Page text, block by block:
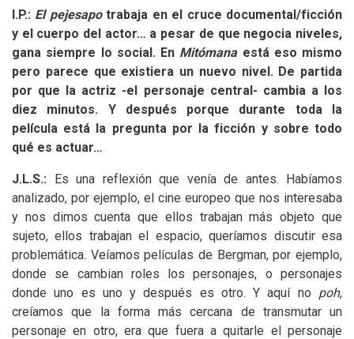
I.P.: El pejesapotrabaja en el cruce documental/ficción
y el cuerpo del actor… a pesar de que negocia niveles,
gana siempre lo social. En Mitómana está eso mismo
pero parece que existiera un nuevo nivel. De partida
por que la actriz -el personaje central- cambia a los
diez minutos. Y después porque durante toda la
película está la pregunta por la ficción y sobre todo
qué es actuar…
J.L.S.: Es una reflexión que venía de antes. Habíamos
analizado, por ejemplo, el cine europeo que nos interesaba
y nos dimos cuenta que ellos trabajan más objeto que
sujeto, ellos trabajan el espacio, queríamos discutir esa
problemática. Veíamos películas de Bergman, por ejemplo,
donde se cambian roles los personajes, o personajes
donde uno es uno y después es otro. Y aquí no poh,
creíamos que la forma más cercana de transmutar un
personaje en otro, era que fuera a quitarle el personaje